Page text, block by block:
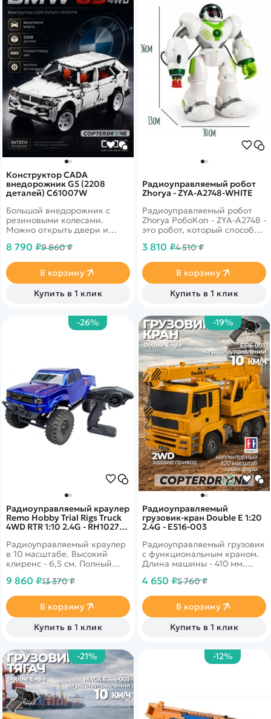
Радиоуправляемый робот
Zhorya - ZYA-A2748-WHITE
Радиоуправляемый робот
Zhorya РобоКоп - ZYA-A2748 -
это робот, который способен
направлениях, стрелять
глаза выражают эмоции
робота, опускается забрало.
Игрушка порадует стильным
дизайном и отличным
встроенного аккумулятора
заряжающегося через USB.
Потрясающий подарок
ребенку, который сможет
полностью его увлечь.
3 810 ₽4 510 ₽
В корзину
Купить в 1 клик
Конструктор CADA
внедорожник G5 (2208
деталей) C61007W
Большой внедорожник с
резиновыми колесами.
Можно открыть двери и
поворачиваются
8 790 ₽9 860 ₽
В корзину
Купить в 1 клик
-26%
Радиоуправляемый краулер
Remo Hobby Trial Rigs Truck
4WD RTR 1:10 2.4G - RH10275-
Радиоуправляемый краулер
в 10 масштабе. Высокий
клиренс - 6,5 см. Полный
коллекторный двигатель,
скорость до 20 км в час.
Создан, чтобы преодолевать
препятствия, отвесные
скалы и камни. Цвет синий
9 860 ₽13 370 ₽
В корзину
Купить в 1 клик
-19%
Радиоуправляемый
грузовик-кран Double E 1:20
2.4G - E516-003
Радиоуправляемый грузовик
с функциональным краном.
Длина машины - 410 мм.
на 360 градусов. Свет фар и
4 650 ₽5 760 ₽
В корзину
Купить в 1 клик
-21% -12%